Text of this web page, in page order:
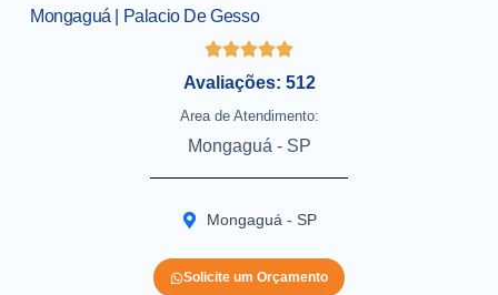
Mongaguá | Palacio De Gesso
Avaliações: 512
Area de Atendimento:
Mongaguá - SP
Mongaguá - SP
Solicite um Orçamento